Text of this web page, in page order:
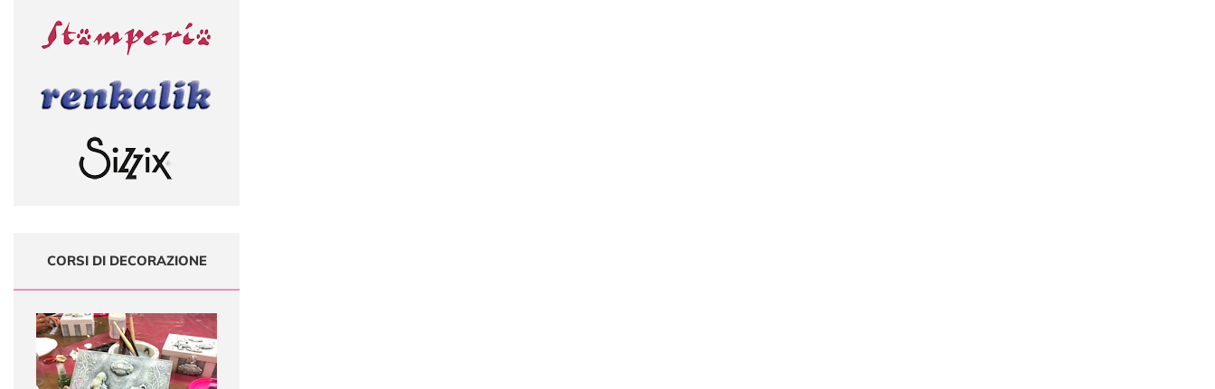
CORSI DI DECORAZIONE